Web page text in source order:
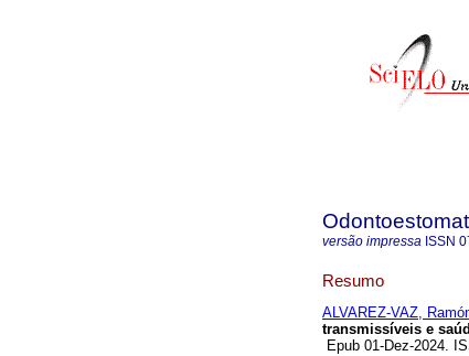
versão impressa ISSN
Resumo
ALVAREZ-VAZ,
transmissíveis e
Epub 01-Dez-2024.